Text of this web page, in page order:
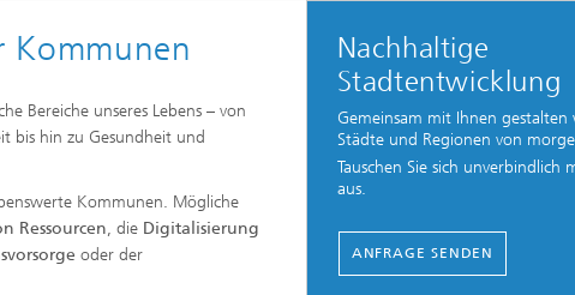
Kommunen
Bereiche unseres Lebens – von
bis hin zu Gesundheit und
Kommunen. Mögliche
Ressourcen, die Digitalisierung
oder der
Nachhaltige
Stadtentwicklung
Gemeinsam mit Ihnen gestalten
Städte und Regionen von
Tauschen Sie sich unverbindlich
aus.
ANFRAGE SENDEN